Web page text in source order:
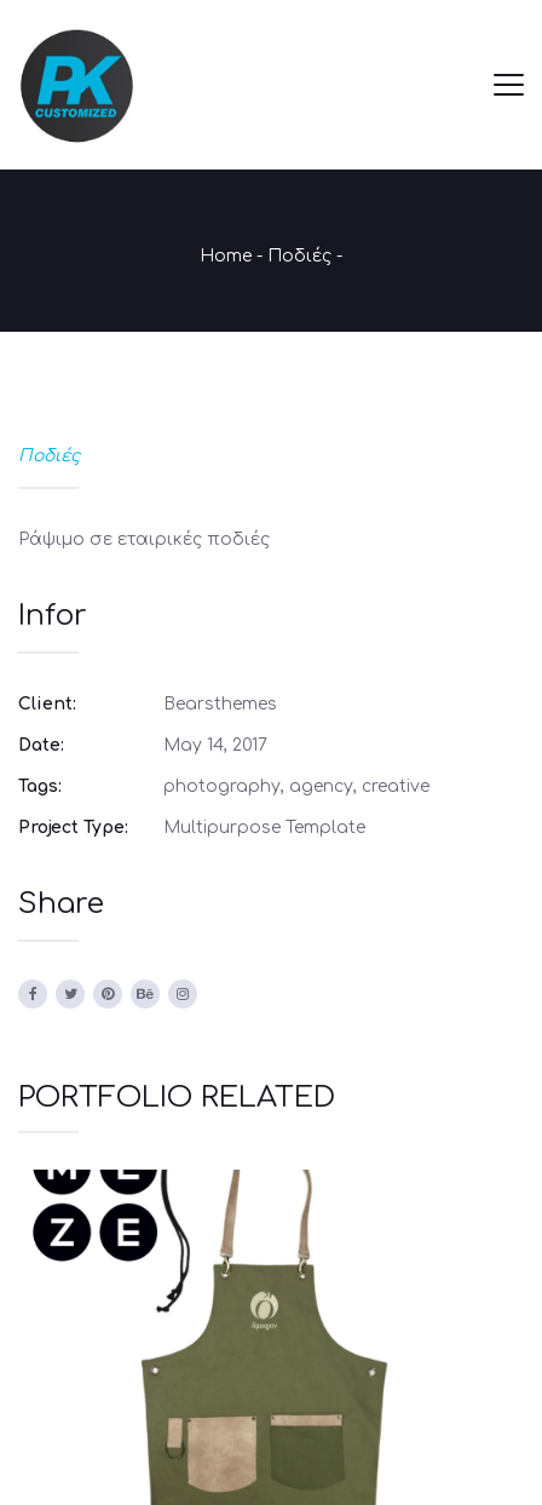
Home - Ποδιές -
Ποδιές
Ράψιμο σε εταιρικές ποδιές
Infor
Client: Bearsthemes
Date: May 14, 2017
Tags: photography, agency, creative
Project Type: Multipurpose Template
Share
PORTFOLIO RELATED